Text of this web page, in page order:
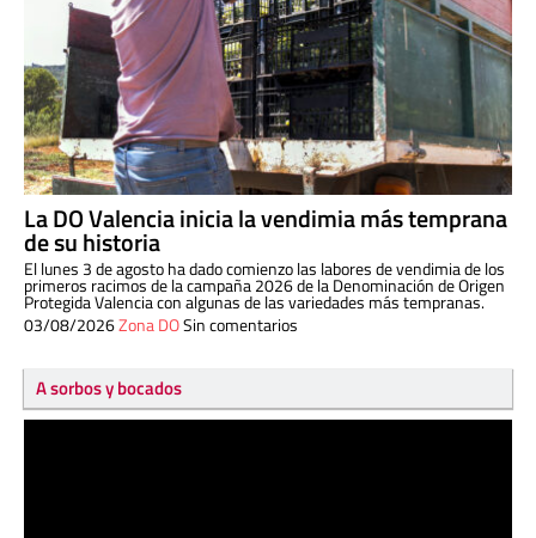
La DO Valencia inicia la vendimia más temprana
de su historia
El lunes 3 de agosto ha dado comienzo las labores de vendimia de los
primeros racimos de la campaña 2026 de la Denominación de Origen
Protegida Valencia con algunas de las variedades más tempranas.
03/08/2026Zona DOSin comentarios
A sorbos y bocados